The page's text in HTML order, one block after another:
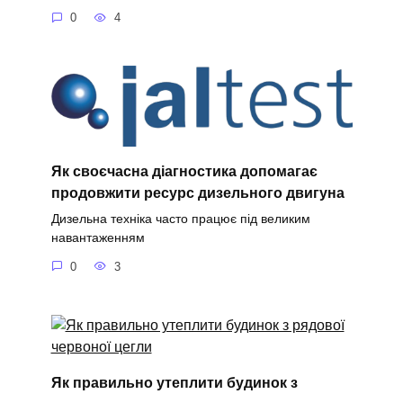
0 4
Як своєчасна діагностика допомагає
продовжити ресурс дизельного двигуна
Дизельна техніка часто працює під великим
навантаженням
0 3
Як правильно утеплити будинок з